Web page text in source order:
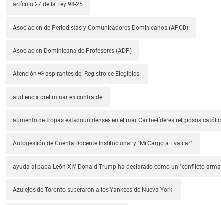
artículo 27 de la Ley 98-25
Asociación de Periodistas y Comunicadores Dominicanos (APCD)
Asociación Dominicana de Profesores (ADP)
Atención 📢 aspirantes del Registro de Elegibles!
audiencia preliminar en contra de
aumento de tropas estadounidenses en el mar Caribe-líderes religiosos
Autogestión de Cuenta Docente Institucional y "Mi Cargo a Evaluar"
ayuda al papa León XIV-Donald Trump ha declarado como un "conflicto
Azulejos de Toronto superaron a los Yankees de Nueva York-